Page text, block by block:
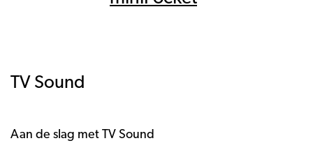
TV Sound
Aan de slag met TV Sound